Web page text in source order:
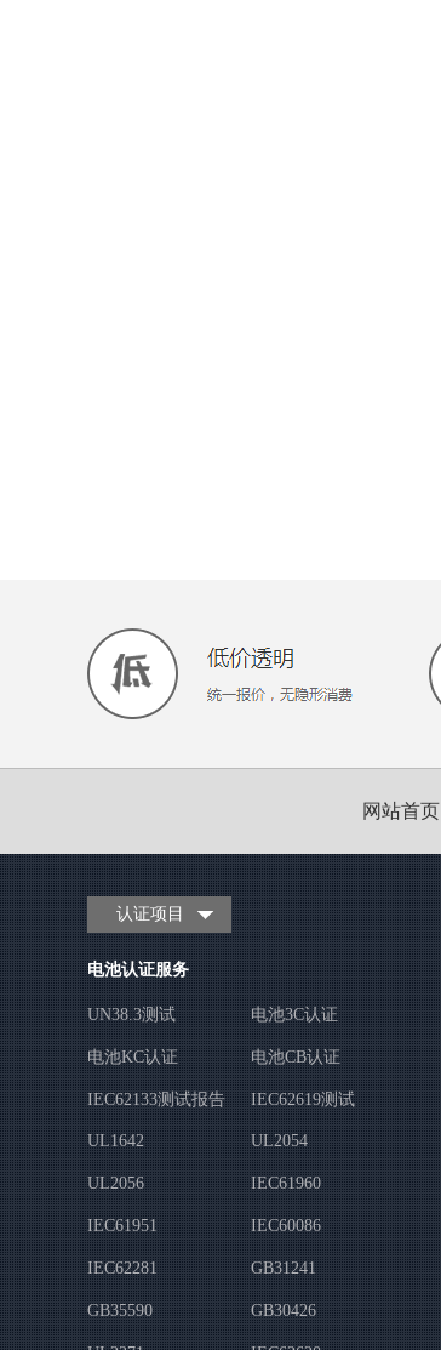
网站首页
认证项目
电池认证服务
UN38.3测试 电池3C认证
电池KC认证 电池CB认证
IEC62133测试报告 IEC62619测试
UL1642 UL2054
UL2056 IEC61960
IEC61951 IEC60086
IEC62281 GB31241
GB35590 GB30426